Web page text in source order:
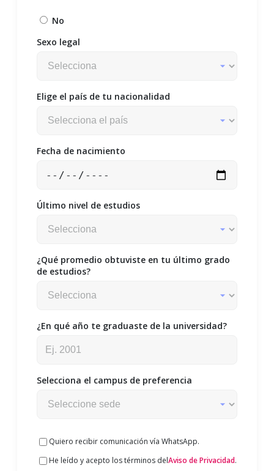
No
Sexo legal
Elige el país de tu nacionalidad
Fecha de nacimiento
Último nivel de estudios
¿Qué promedio obtuviste en tu último grado
de estudios?
¿En qué año te graduaste de la universidad?
Selecciona el campus de preferencia
Quiero recibir comunicación vía WhatsApp.
He leído y acepto los términos delAviso de Privacidad.